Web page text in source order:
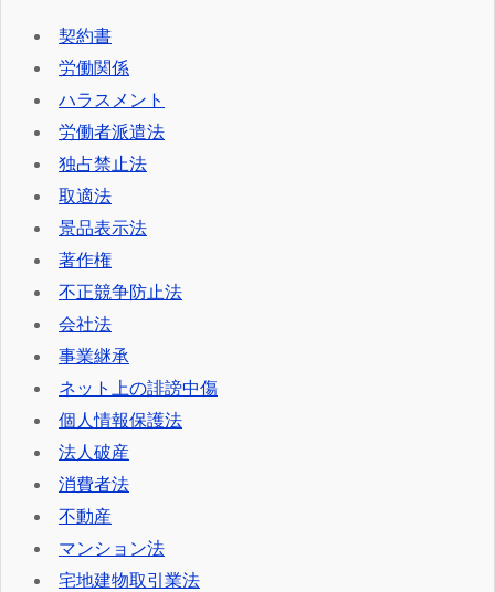
契約書
労働関係
ハラスメント
労働者派遣法
独占禁止法
取適法
景品表示法
著作権
不正競争防止法
会社法
事業継承
ネット上の誹謗中傷
個人情報保護法
法人破産
消費者法
不動産
マンション法
宅地建物取引業法